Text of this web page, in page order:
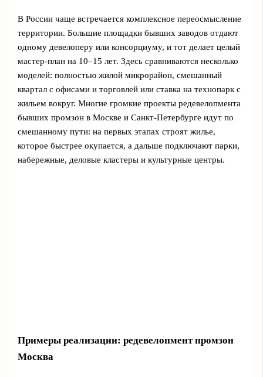
В России чаще встречается комплексное переосмысление
территории. Большие площадки бывших заводов отдают
одному девелоперу или консорциуму, и тот делает целый
мастер‑план на 10–15 лет. Здесь сравниваются несколько
моделей: полностью жилой микрорайон, смешанный
квартал с офисами и торговлей или ставка на технопарк с
жильем вокруг. Многие громкие проекты редевелопмента
бывших промзон в Москве и Санкт‑Петербурге идут по
смешанному пути: на первых этапах строят жилье,
которое быстрее окупается, а дальше подключают парки,
набережные, деловые кластеры и культурные центры.
Примеры реализации: редевелопмент промзон
Москва